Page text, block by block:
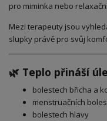
pro miminka nebo
Mezi terapeuty jsou
slupky právě pro svůj
🌿 Teplo přináší
bolestech břicha a
menstruačních
bolestech hlavy